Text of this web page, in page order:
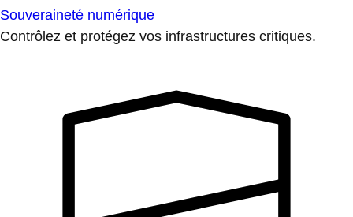
Souveraineté numérique
Contrôlez et protégez vos infrastructures critiques.